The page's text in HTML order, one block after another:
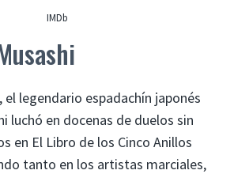
IMDb
legendario espadachín japonés
luchó en docenas de duelos sin
en El Libro de los Cinco Anillos
tanto en los artistas marciales,